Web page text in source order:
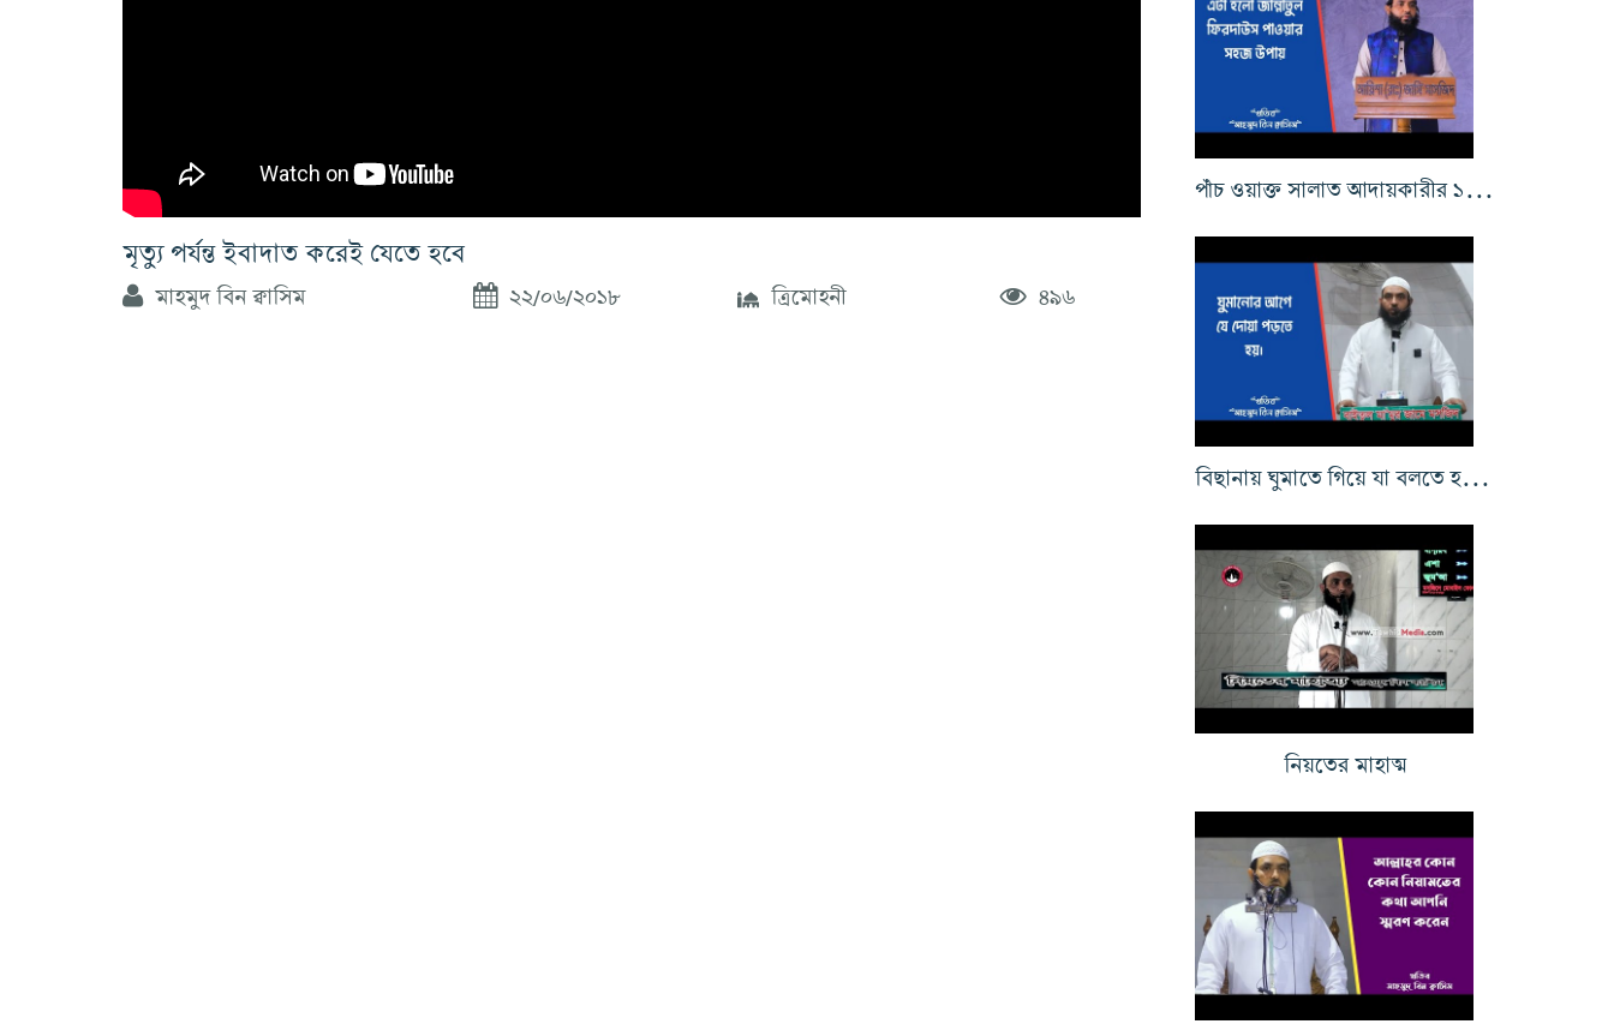
মৃত্যু পর্যন্ত ইবাদাত করেই যেতে হবে
মাহমুদ বিন ক্বাসিম ২২/০৬/২০১৮ ত্রিমোহনী ৪৯৬
বিছানায় ঘুমাতে গিয়ে যা বলতে হয় ৩য় পর্ব
নিয়তের মাহাত্ম